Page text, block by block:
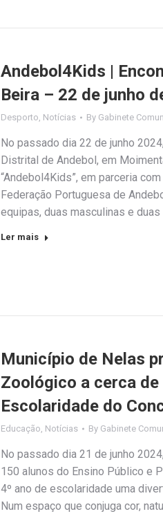
Andebol4Kids |
Beira – 22 de junho
Desporto Notícias By Gabinete
No passado dia 22 de junho
Distrital de Andebol, em
“Andebol4Kids”, em parceria
Federação Portuguesa de
equipas, duas masculinas e
Ler mais
Município de Nelas
Zoológico a cerca
Escolaridade do
Educação, Notícias By Gabinete
No passado dia 21 de junho
150 alunos do Ensino Público e
4º ano de escolaridade uma
Num espaço que conjuga cor,